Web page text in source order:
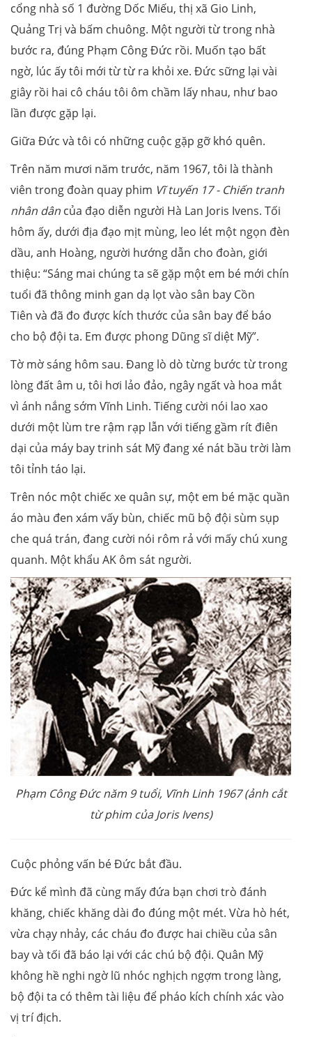
cổng nhà số 1 đường Dốc Miếu, thị xã Gio Linh,
Quảng Trị và bấm chuông. Một người từ trong nhà
bước ra, đúng Phạm Công Đức rồi. Muốn tạo bất
ngờ, lúc ấy tôi mới từ từ ra khỏi xe. Đức sững lại vài
giây rồi hai cô cháu tôi ôm chầm lấy nhau, như bao
lần được gặp lại.
Giữa Đức và tôi có những cuộc gặp gỡ khó quên.
Trên năm mươi năm trước, năm 1967, tôi là thành
viên trong đoàn quay phim Vĩ tuyến 17 - Chiến tranh
nhân dân của đạo diễn người Hà Lan Joris Ivens. Tối
hôm ấy, dưới địa đạo mịt mùng, leo lét một ngọn đèn
dầu, anh Hoàng, người hướng dẫn cho đoàn, giới
thiệu: “Sáng mai chúng ta sẽ gặp một em bé mới chín
tuổi đã thông minh gan dạ lọt vào sân bay Cồn
Tiên và đã đo được kích thước của sân bay để báo
cho bộ đội ta. Em được phong Dũng sĩ diệt Mỹ”.
Tờ mờ sáng hôm sau. Đang lò dò từng bước từ trong
lòng đất âm u, tôi hơi lảo đảo, ngây ngất và hoa mắt
vì ánh nắng sớm Vĩnh Linh. Tiếng cười nói lao xao
dưới một lùm tre rậm rạp lẫn với tiếng gầm rít điên
dại của máy bay trinh sát Mỹ đang xé nát bầu trời làm
tôi tỉnh táo lại.
Trên nóc một chiếc xe quân sự, một em bé mặc quần
áo màu đen xám vấy bùn, chiếc mũ bộ đội sùm sụp
che quá trán, đang cười nói rôm rả với mấy chú xung
quanh. Một khẩu AK ôm sát người.
Phạm Công Đức năm 9 tuổi, Vĩnh Linh 1967 (ảnh cắt
từ phim của Joris Ivens)
Cuộc phỏng vấn bé Đức bắt đầu.
Đức kể mình đã cùng mấy đứa bạn chơi trò đánh
khăng, chiếc khăng dài đo đúng một mét. Vừa hò hét,
vừa chạy nhảy, các cháu đo được hai chiều của sân
bay và tối đã báo lại với các chú bộ đội. Quân Mỹ
không hề nghi ngờ lũ nhóc nghịch ngợm trong làng,
bộ đội ta có thêm tài liệu để pháo kích chính xác vào
vị trí địch.